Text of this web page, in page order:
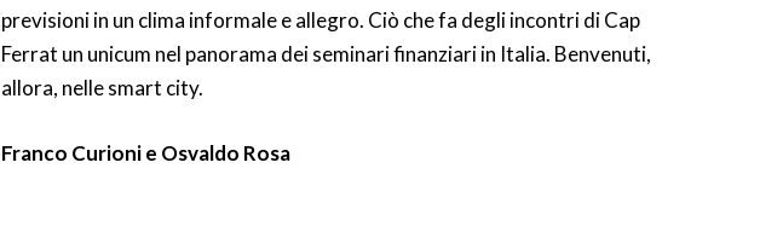
previsioni in un clima informale e allegro. Ciò che fa degli incontri di Cap
Ferrat un unicum nel panorama dei seminari finanziari in Italia. Benvenuti,
allora, nelle smart city.
Franco Curioni e Osvaldo Rosa